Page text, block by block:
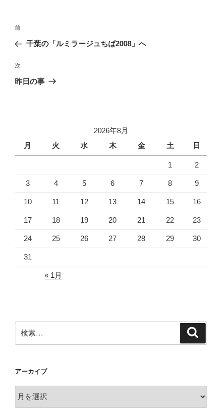
投
ナ
ビ
ゲ
前
の
稿
前
千葉の「ルミラージュちば2008」へ
次
の
次
昨日の事
2026年8月
月
火 水 木 金 土 日
1 2
3 4 5 6 7 8 9
10 11 12 13 14 15 16
17 18 19 20 21 22 23
24 25 26 27 28 29 30
31
« 1月
索:
アーカイブ
ー